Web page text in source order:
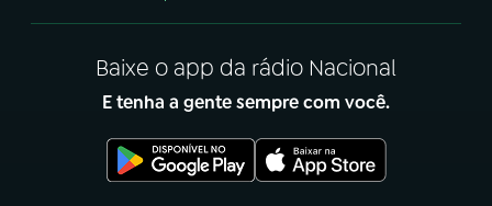
Baixe o app da rádio Nacional
E tenha a gente sempre com você.